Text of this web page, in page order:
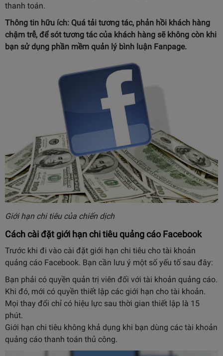
thanh toán.
Thông tin hữu ích: Quá tải tương tác, phản hồi khách hàng
chậm trễ, để sót tương tác của khách hàng sẽ không còn khi
bạn sử dụng phần mềm quản lý bình luận Fanpage.
Giới hạn chi tiêu của chiến dịch
Cách cài đặt giới hạn chi tiêu quảng cáo Facebook
Trước khi đi vào cài đặt giới hạn chi tiêu cho tài khoản
quảng cáo Facebook. Bạn cần lưu ý một số yếu tố sau đây:
Bạn phải có quyền quản trị viên đối với tài khoản quảng cáo.
Khi đó, mới có quyền thiết lập các giới hạn cho tài khoản.
Mọi thay đổi chỉ có hiệu lực sau thời gian thiết lập là 15
phút.
Giới hạn chi tiêu không khả dụng khi bạn dùng các tài khoản
quảng cáo thanh toán thủ công.